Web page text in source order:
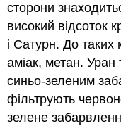
сторони
високий відсоток
і Сатурн. До таких
аміак, метан. Уран
синьо-зеленим
фільтрують
зелене